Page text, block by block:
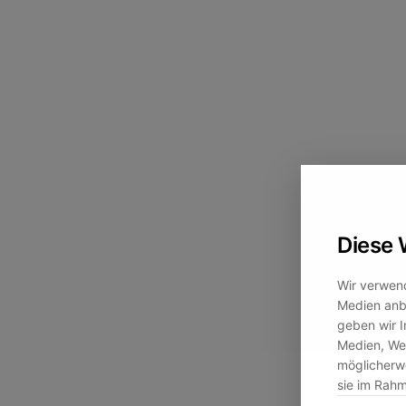
Diese
Wir
Medien
geben wir
Medien,
sie im